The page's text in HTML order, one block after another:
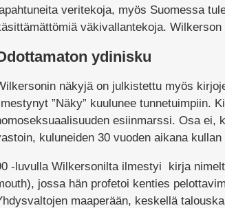
veritekoja, myös Suomessa
väkivallantekoja.
ydinisku
näkyjä on julkistettu myös
”Näky” kuulunee tunnetuimpiin.
esiinmarssi. Osa ei,
kuluneiden 30 vuoden aikana
-luvulla Wilkersonilta ilmestyi kirja
jossa hän profetoi kenties
maaperään, keskellä